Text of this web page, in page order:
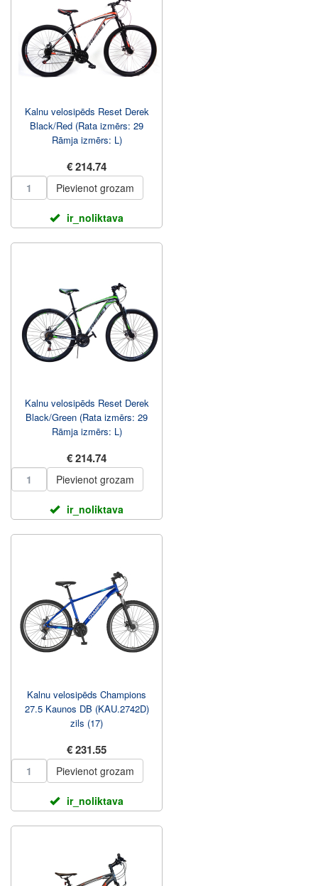
Kalnu velosipēds Reset Derek
Black/Red (Rata izmērs: 29
Rāmja izmērs: L)
€ 214.74
Pievienot grozam
ir_noliktava
Kalnu velosipēds Reset Derek
Black/Green (Rata izmērs: 29
Rāmja izmērs: L)
€ 214.74
Pievienot grozam
ir_noliktava
Kalnu velosipēds Champions
27.5 Kaunos DB (KAU.2742D)
zils (17)
€ 231.55
Pievienot grozam
ir_noliktava